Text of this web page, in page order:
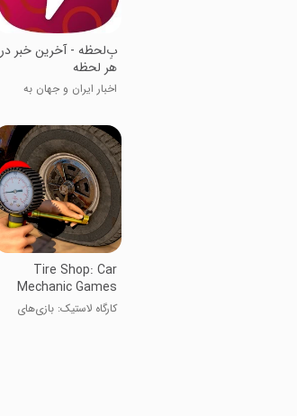
بِ‌لحظه - آخرین خبر در
هر لحظه
اخبار ایران و جهان به
Tire Shop: Car
Mechanic Games
کارگاه لاستیک: بازی‌های